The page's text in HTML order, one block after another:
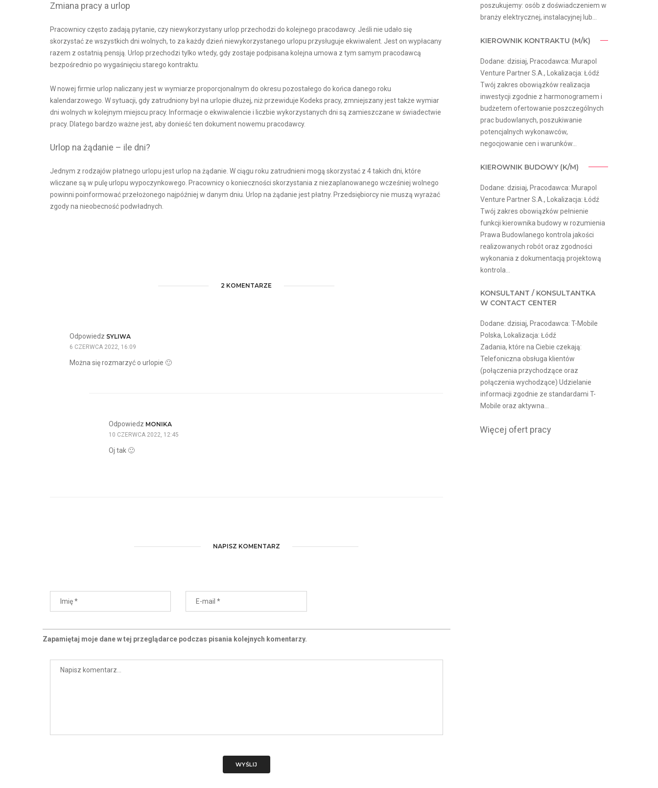
Zmiana pracy a urlop
Pracownicy często zadają pytanie, czy niewykorzystany urlop przechodzi do kolejnego pracodawcy. Jeśli nie udało się
skorzystać ze wszystkich dni wolnych, to za każdy dzień niewykorzystanego urlopu przysługuje ekwiwalent. Jest on wypłacany
razem z ostatnią pensją. Urlop przechodzi tylko wtedy, gdy zostaje podpisana kolejna umowa z tym samym pracodawcą
bezpośrednio po wygaśnięciu starego kontraktu.
W nowej firmie urlop naliczany jest w wymiarze proporcjonalnym do okresu pozostałego do końca danego roku
kalendarzowego. W sytuacji, gdy zatrudniony był na urlopie dłużej, niż przewiduje Kodeks pracy, zmniejszany jest także wymiar
dni wolnych w kolejnym miejscu pracy. Informacje o ekwiwalencie i liczbie wykorzystanych dni są zamieszczane w świadectwie
pracy. Dlatego bardzo ważne jest, aby donieść ten dokument nowemu pracodawcy.
Urlop na żądanie – ile dni?
Jednym z rodzajów płatnego urlopu jest urlop na żądanie. W ciągu roku zatrudnieni mogą skorzystać z 4 takich dni, które
wliczane są w pulę urlopu wypoczynkowego. Pracownicy o konieczności skorzystania z niezaplanowanego wcześniej wolnego
powinni poinformować przełożonego najpóźniej w danym dniu. Urlop na żądanie jest płatny. Przedsiębiorcy nie muszą wyrażać
zgody na nieobecność podwładnych.
2 KOMENTARZE
Odpowiedz SYLIWA
6 CZERWCA 2022, 16:09
Można się rozmarzyć o urlopie 🙂
Odpowiedz MONIKA
10 CZERWCA 2022, 12:45
Oj tak 🙂
NAPISZ KOMENTARZ
Zapamiętaj moje dane w tej przeglądarce podczas pisania kolejnych komentarzy.
poszukujemy: osób z doświadczeniem w
branży elektrycznej, instalacyjnej lub...
KIEROWNIK KONTRAKTU (M/K)
Dodane: dzisiaj, Pracodawca: Murapol
Venture Partner S.A., Lokalizacja: Łódź
Twój zakres obowiązków realizacja
inwestycji zgodnie z harmonogramem i
budżetem ofertowanie poszczególnych
prac budowlanych, poszukiwanie
potencjalnych wykonawców,
negocjowanie cen i warunków...
KIEROWNIK BUDOWY (K/M)
Dodane: dzisiaj, Pracodawca: Murapol
Venture Partner S.A., Lokalizacja: Łódź
Twój zakres obowiązków pełnienie
funkcji kierownika budowy w rozumienia
Prawa Budowlanego kontrola jakości
realizowanych robót oraz zgodności
wykonania z dokumentacją projektową
kontrola...
KONSULTANT / KONSULTANTKA
W CONTACT CENTER
Dodane: dzisiaj, Pracodawca: T-Mobile
Polska, Lokalizacja: Łódź
Zadania, które na Ciebie czekają:
Telefoniczna obsługa klientów
(połączenia przychodzące oraz
połączenia wychodzące) Udzielanie
informacji zgodnie ze standardami T-
Mobile oraz aktywna...
Więcej ofert pracy